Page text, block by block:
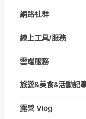
網路社群
線上工具/服務
雲端服務
旅遊&美食&活動記
露營 Vlog